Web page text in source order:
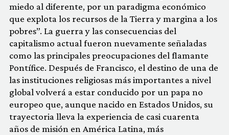
miedo al diferente, por un paradigma económico
que explota los recursos de la Tierra y margina a los
pobres”. La guerra y las consecuencias del
capitalismo actual fueron nuevamente señaladas
como las principales preocupaciones del flamante
Pontífice. Después de Francisco, el destino de una de
las instituciones religiosas más importantes a nivel
global volverá a estar conducido por un papa no
europeo que, aunque nacido en Estados Unidos, su
trayectoria lleva la experiencia de casi cuarenta
años de misión en América Latina, más